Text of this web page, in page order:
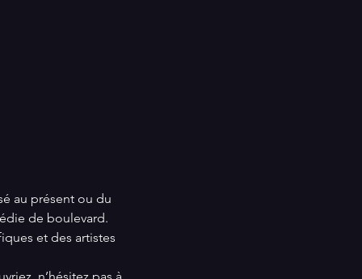
au présent ou du
de boulevard.
et des artistes
n’hésitez pas à